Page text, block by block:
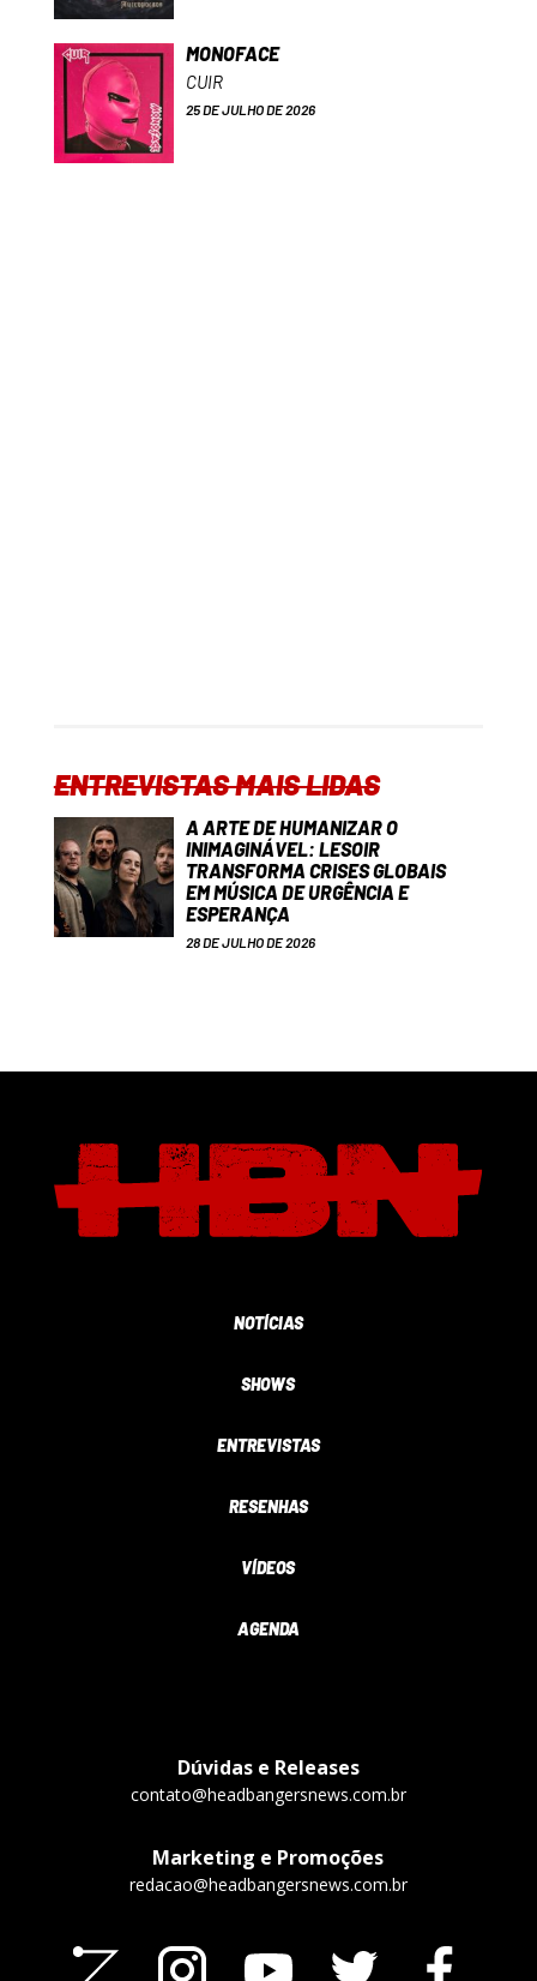
MONOFACE
CUIR
25 DE JULHO DE 2026
ENTREVISTAS MAIS LIDAS
A ARTE DE HUMANIZAR O
INIMAGINÁVEL: LESOIR
TRANSFORMA CRISES GLOBAIS
EM MÚSICA DE URGÊNCIA E
ESPERANÇA
28 DE JULHO DE 2026
NOTÍCIAS
SHOWS
ENTREVISTAS
RESENHAS
VÍDEOS
AGENDA
Dúvidas e Releases
contato@headbangersnews.com.br
Marketing e Promoções
redacao@headbangersnews.com.br